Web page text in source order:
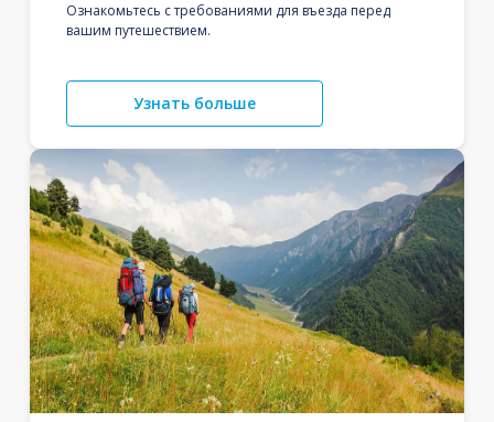
Ознакомьтесь с требованиями для въезда перед
вашим путешествием.
Узнать больше